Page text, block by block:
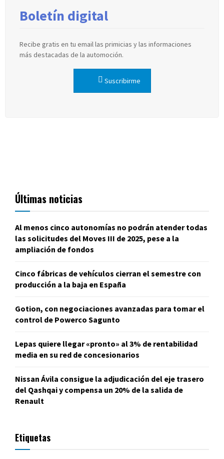
Boletín digital
Recibe gratis en tu email las primicias y las informaciones
más destacadas de la automoción.
Suscribirme
Últimas noticias
Al menos cinco autonomías no podrán atender todas
las solicitudes del Moves III de 2025, pese a la
ampliación de fondos
Cinco fábricas de vehículos cierran el semestre con
producción a la baja en España
Gotion, con negociaciones avanzadas para tomar el
control de Powerco Sagunto
Lepas quiere llegar «pronto» al 3% de rentabilidad
media en su red de concesionarios
Nissan Ávila consigue la adjudicación del eje trasero
del Qashqai y compensa un 20% de la salida de
Renault
Etiquetas